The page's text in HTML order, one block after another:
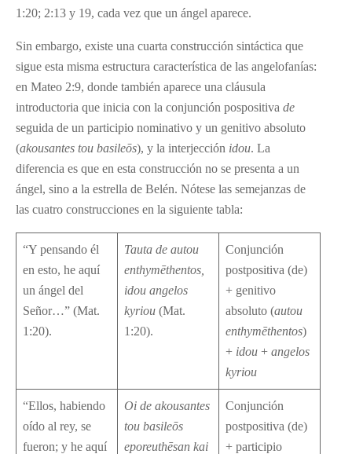
1:20; 2:13 y 19, cada vez que un ángel aparece.
Sin embargo, existe una cuarta construcción sintáctica que
sigue esta misma estructura característica de las angelofanías:
en Mateo 2:9, donde también aparece una cláusula
introductoria que inicia con la conjunción pospositiva de
seguida de un participio nominativo y un genitivo absoluto
(akousantes tou basileōs), y la interjección idou. La
diferencia es que en esta construcción no se presenta a un
ángel, sino a la estrella de Belén. Nótese las semejanzas de
las cuatro construcciones en la siguiente tabla:
“Y pensando él
en esto, he aquí
un ángel del
Señor…” (Mat.
1:20).
Tauta de autou
enthymēthentos,
idou angelos
kyriou (Mat.
1:20).
Conjunción
postpositiva (de)
+ genitivo
absoluto (autou
enthymēthentos)
+ idou + angelos
kyriou
“Ellos, habiendo
oído al rey, se
fueron; y he aquí
Oi de akousantes
tou basileōs
eporeuthēsan kai
Conjunción
postpositiva (de)
+ participio